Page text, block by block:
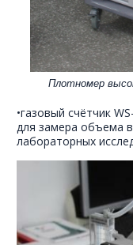
Плотномер
•газовый счётчик
для замера объема
лабораторных